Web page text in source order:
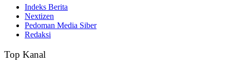
Indeks Berita
Nextizen
Pedoman Media Siber
Redaksi
Top Kanal